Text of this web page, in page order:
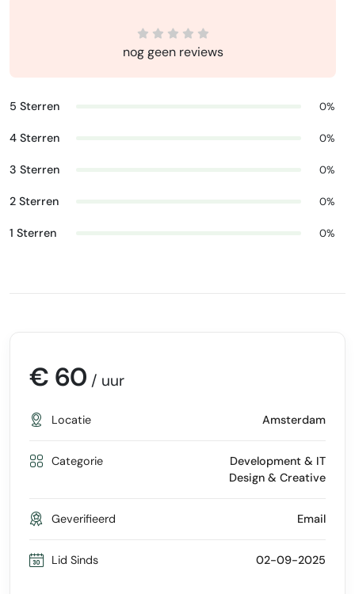
nog geen reviews
5 Sterren 0%
4 Sterren 0%
3 Sterren 0%
2 Sterren 0%
1 Sterren 0%
€ 60 / uur
Locatie Amsterdam
Categorie
Development & IT
Design & Creative
Geverifieerd Email
Lid Sinds 02-09-2025